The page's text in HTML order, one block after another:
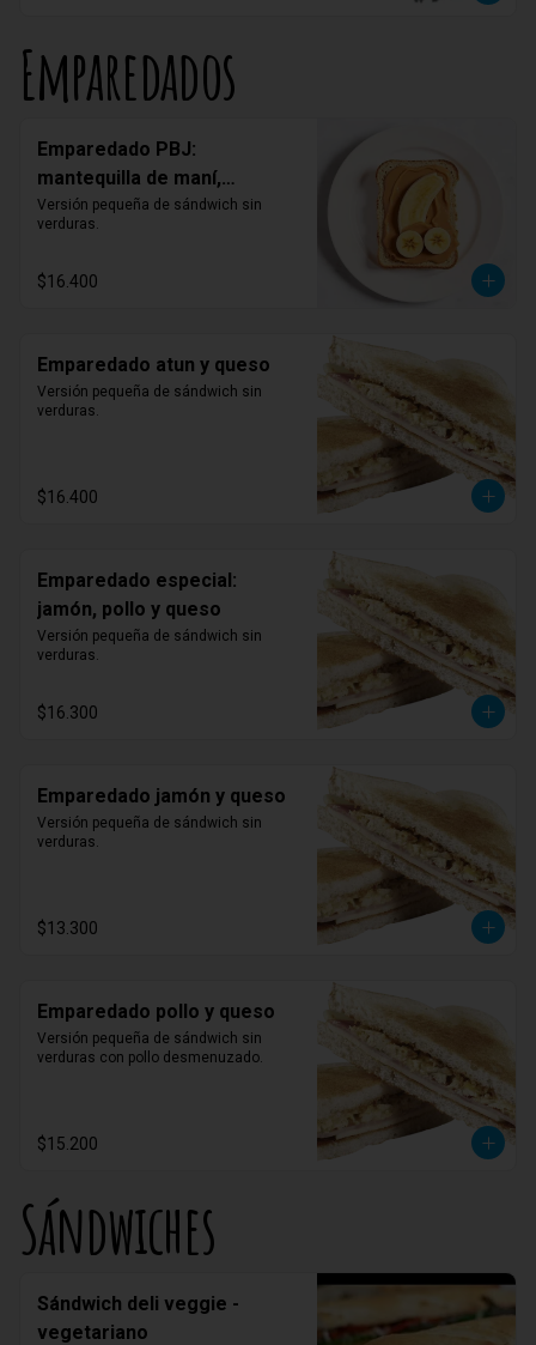
Emparedados
Emparedado PBJ:
mantequilla de maní,
mermelada y banano
Versión pequeña de sándwich sin
verduras.
$16.400
Emparedado atun y queso
Versión pequeña de sándwich sin
verduras.
$16.400
Emparedado especial:
jamón, pollo y queso
Versión pequeña de sándwich sin
verduras.
$16.300
Emparedado jamón y queso
Versión pequeña de sándwich sin
verduras.
$13.300
Emparedado pollo y queso
Versión pequeña de sándwich sin
verduras con pollo desmenuzado.
$15.200
Sándwiches
Sándwich deli veggie -
vegetariano